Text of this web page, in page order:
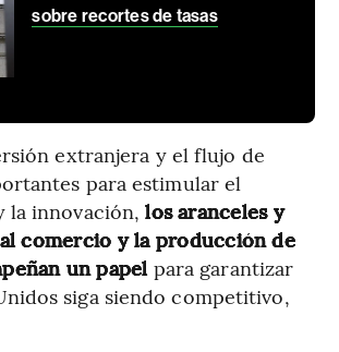
sobre recortes de tasas
extranjera y el flujo de
para estimular el
la innovación,los aranceles y
comercio y la producción de
un papel para garantizar
siga siendo competitivo,